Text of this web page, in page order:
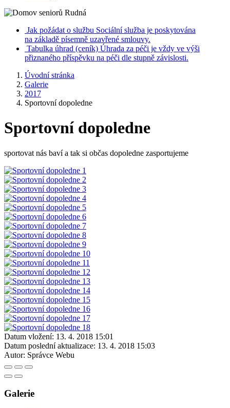
Jak požádat o službu Sociální služba je poskytována
na základě písemně uzavřené smlouvy.
Tabulka úhrad (ceník) Úhrada za péči je vždy ve výši
přiznaného příspěvku na péči dle stupně závislosti.
Úvodní stránka
Galerie
2017
Sportovní dopoledne
Sportovní dopoledne
sportovat nás baví a tak si občas dopoledne zasportujeme
Datum vložení: 13. 4. 2018 15:01
Datum poslední aktualizace: 13. 4. 2018 15:03
Autor: Správce Webu
Galerie